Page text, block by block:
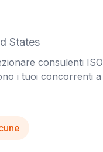
States
consulenti ISO
i tuoi concorrenti a